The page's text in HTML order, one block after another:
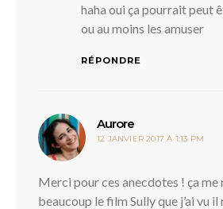
haha oui ça pourrait peut
ou au moins les amuser
RÉPONDRE
Aurore
12 JANVIER 2017 À 1:13 PM
Merci pour ces anecdotes ! ça me
beaucoup le film Sully que j’ai vu il